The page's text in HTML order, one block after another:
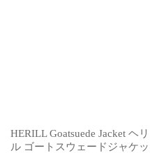
HERILL Goatsuede Jacket ヘリ
ル ゴートスウェードジャケッ